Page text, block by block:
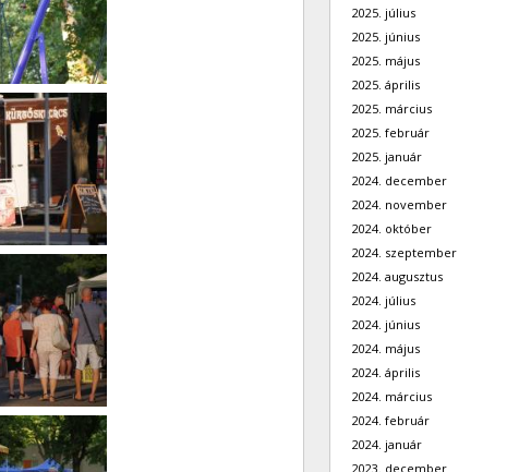
2025. július
2025. június
2025. május
2025. április
2025. március
2025. február
2025. január
2024. december
2024. november
2024. október
2024. szeptember
2024. augusztus
2024. július
2024. június
2024. május
2024. április
2024. március
2024. február
2024. január
2023. december